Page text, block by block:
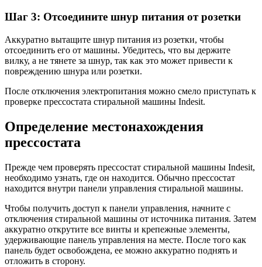
Шаг 3: Отсоедините шнур питания от розетки
Аккуратно вытащите шнур питания из розетки, чтобы
отсоединить его от машины. Убедитесь, что вы держите
вилку, а не тянете за шнур, так как это может привести к
повреждению шнура или розетки.
После отключения электропитания можно смело приступать к
проверке прессостата стиральной машины Indesit.
Определение местонахождения
прессостата
Прежде чем проверять прессостат стиральной машины Indesit,
необходимо узнать, где он находится. Обычно прессостат
находится внутри панели управления стиральной машины.
Чтобы получить доступ к панели управления, начните с
отключения стиральной машины от источника питания. Затем
аккуратно открутите все винты и крепежные элементы,
удерживающие панель управления на месте. После того как
панель будет освобождена, ее можно аккуратно поднять и
отложить в сторону.